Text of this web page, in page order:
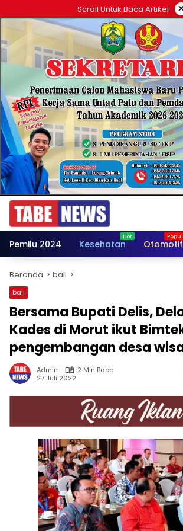
ke
konten
Scroll Untuk Baca Artikel
Pemilu 2024 Kesehatan Otomotif
Beranda bali
bali
Bersama Bupati Delis,
Kades di Morut ikut
pengembangan desa
Admin
2 Min Baca
27 Juli 2022